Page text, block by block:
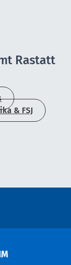
Rastatt
& FSJ